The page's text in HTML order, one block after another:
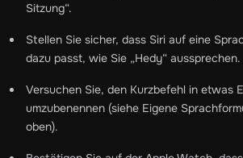
Sitzung“.
Stellen Sie sicher, dass Siri auf eine
dazu passt, wie Sie „Hedy“ aussprechen.
Versuchen Sie, den Kurzbefehl in etwas
umzubenennen (siehe Eigene
oben).